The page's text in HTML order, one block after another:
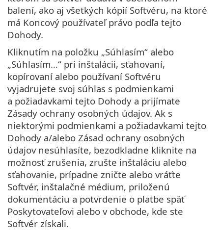
balení, ako aj všetkých kópií Softvéru, na ktoré
má Koncový používateľ právo podľa tejto
Dohody.
Kliknutím na položku „Súhlasím“ alebo
„Súhlasím…“ pri inštalácii, sťahovaní,
kopírovaní alebo používaní Softvéru
vyjadrujete svoj súhlas s podmienkami
a požiadavkami tejto Dohody a prijímate
Zásady ochrany osobných údajov. Ak s
niektorými podmienkami a požiadavkami tejto
Dohody a/alebo Zásad ochrany osobných
údajov nesúhlasíte, bezodkladne kliknite na
možnosť zrušenia, zrušte inštaláciu alebo
sťahovanie, prípadne zničte alebo vráťte
Softvér, inštalačné médium, priloženú
dokumentáciu a potvrdenie o platbe späť
Poskytovateľovi alebo v obchode, kde ste
Softvér získali.